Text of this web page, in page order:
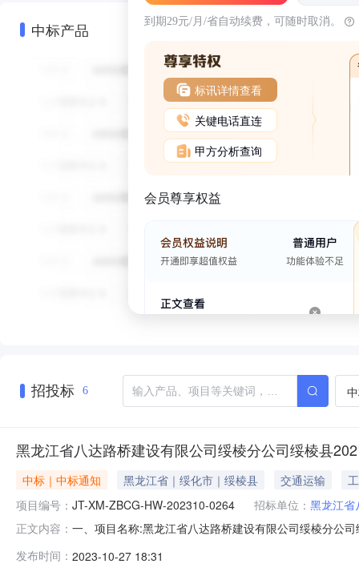
中标产品 到期29元/月/省自动续费，可随时取消。
标讯详情查看
关键电话直连
甲方分析查询
会员尊享权益
招投标 6
黑龙江省八达路桥建设有限公司绥棱分公司绥棱县
中标｜中标通知 黑龙江省｜绥化市｜绥棱县 交通运输
项目编号： JT-XM-ZBCG-HW-202310-0264 招标单位： 黑龙江省
正文内容： 一、项目名称:黑龙江省八达路桥建设有限公司绥棱分公
江京融砂石开采有限公司中标报价:5705370元八、结果
发布时间： 2023-10-27 18:31